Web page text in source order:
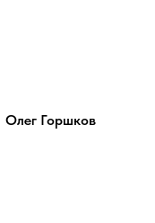
Олег Горшков